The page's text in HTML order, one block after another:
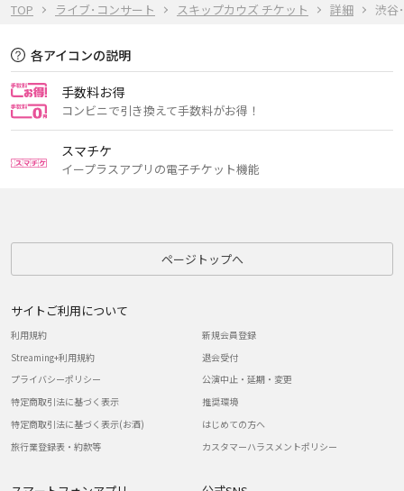
TOP ライブ･コンサート スキップカウズ チケット 詳細 渋谷
各アイコンの説明
手数料お得
コンビニで引き換えて手数料がお得！
スマチケ
イープラスアプリの電子チケット機能
ページトップへ
サイトご利用について
利用規約
Streaming+利用規約
プライバシーポリシー
特定商取引法に基づく表示
特定商取引法に基づく表示(お酒)
旅行業登録表・約款等
新規会員登録
退会受付
公演中止・延期・変更
推奨環境
はじめての方へ
カスタマーハラスメントポリシー